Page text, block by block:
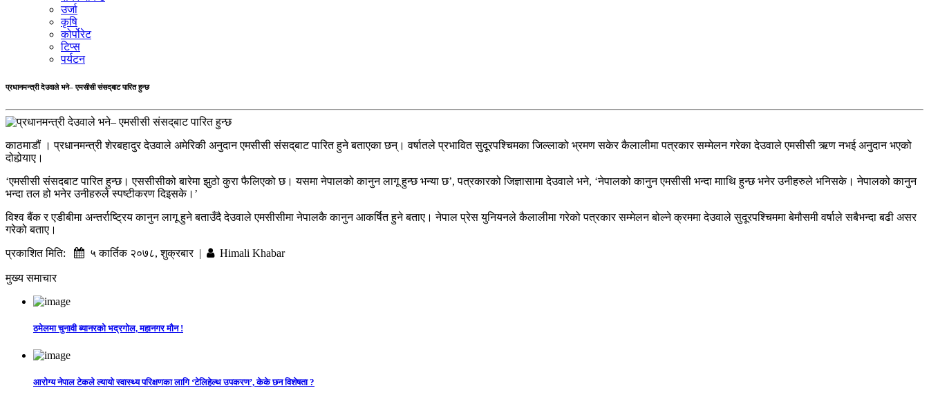
उर्जा
कृषि
कोर्पोरेट
टिप्स
पर्यटन
प्रधानमन्त्री देउवाले भने– एमसीसी संसद्‌बाट पारित हुन्छ
काठमाडौं । प्रधानमन्त्री शेरबहादुर देउवाले अमेरिकी अनुदान एमसीसी संसद्‌बाट पारित हुने बताएका छन्। वर्षातले प्रभावित सुदूरपश्चिमका जिल्लाको भ्रमण सकेर कैलालीमा पत्रकार सम्मेलन गरेका देउवाले एमसीसी ऋण नभई अनुदान भएको
दोहोर्‍याए।
‘एमसीसी संसदबाट पारित हुन्छ। एससीसीको बारेमा झुठो कुरा फैलिएको छ। यसमा नेपालको कानुन लागू हुन्छ भन्या छ’, पत्रकारको जिज्ञासामा देउवाले भने, ‘नेपालको कानुन एमसीसी भन्दा मााथि हुन्छ भनेर उनीहरुले भनिसके। नेपालको कानुन
भन्दा तल हो भनेर उनीहरुले स्पष्टीकरण दिइसके।’
विश्व बैंक र एडीबीमा अन्तर्राष्ट्रिय कानुन लागू हुने बताउँदै देउवाले एमसीसीमा नेपालकै कानुन आकर्षित हुने बताए। नेपाल प्रेस युनियनले कैलालीमा गरेको पत्रकार सम्मेलन बोल्ने क्रममा देउवाले सुदूरपश्चिममा बेमौसमी वर्षाले सबैभन्दा बढी असर
गरेको बताए।
प्रकाशित मिति:
५ कार्तिक २०७८, शुक्रबार | Himali Khabar
मुख्य समाचार
ठमेलमा चुनावी ब्यानरको भद्रगोल, महानगर मौन !
आरोग्य नेपाल टेकले ल्यायो स्वास्थ्य परिक्षणका लागि ‘टेलिहेल्थ उपकरण’, केके छन विशेषता ?